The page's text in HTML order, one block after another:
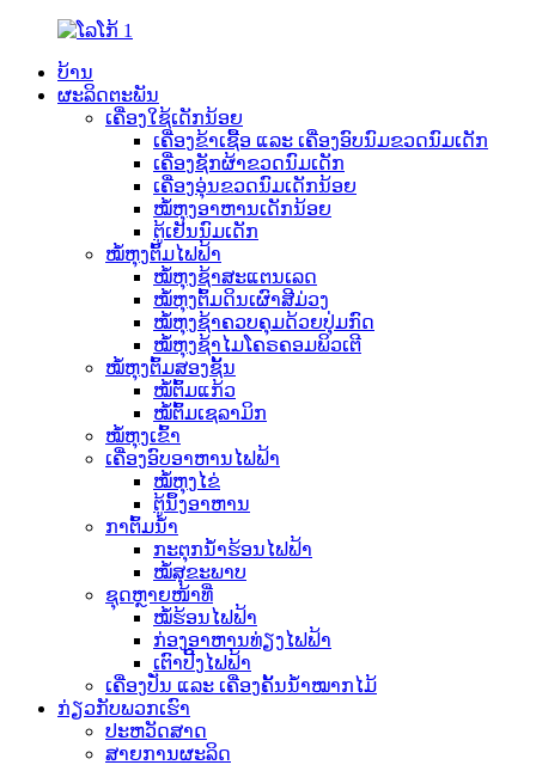
ບ້ານ
ຜະລິດຕະພັນ
ເຄື່ອງໃຊ້ເດັກນ້ອຍ
ເຄື່ອງຂ້າເຊື້ອ ແລະ ເຄື່ອງອົບນົມຂວດນົມເດັກ
ເຄື່ອງຊັກຜ້າຂວດນົມເດັກ
ເຄື່ອງອຸ່ນຂວດນົມເດັກນ້ອຍ
ໝໍ້ຫຸງອາຫານເດັກນ້ອຍ
ຕູ້ເຢັນນົມເດັກ
ໝໍ້ຫຸງຕົ້ມໄຟຟ້າ
ໝໍ້ຫຸງຊ້າສະແຕນເລດ
ໝໍ້ຫຸງຕົ້ມດິນເຜົາສີມ່ວງ
ໝໍ້ຫຸງຊ້າຄວບຄຸມດ້ວຍປຸ່ມກົດ
ໝໍ້ຫຸງຊ້າໄມໂຄຣຄອມພິວເຕີ
ໝໍ້ຫຸງຕົ້ມສອງຊັ້ນ
ໝໍ້ຕົ້ມແກ້ວ
ໝໍ້ຕົ້ມເຊລາມິກ
ໝໍ້ຫຸງເຂົ້າ
ເຄື່ອງອົບອາຫານໄຟຟ້າ
ໝໍ້ຫຸງໄຂ່
ຕູ້ນຶ້ງອາຫານ
ກາຕົ້ມນ້ຳ
ກະຕຸກນ້ຳຮ້ອນໄຟຟ້າ
ໝໍ້ສຸຂະພາບ
ຊຸດຫຼາຍໜ້າທີ່
ໝໍ້ຮ້ອນໄຟຟ້າ
ກ່ອງອາຫານທ່ຽງໄຟຟ້າ
ເຕົາປີ້ງໄຟຟ້າ
ເຄື່ອງປັ່ນ ແລະ ເຄື່ອງຄັ້ນນ້ຳໝາກໄມ້
ກ່ຽວກັບພວກເຮົາ
ປະຫວັດສາດ
ສາຍການຜະລິດ